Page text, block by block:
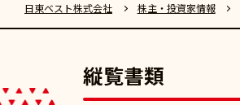
日東ベスト株式会社 株主・投資家情報
縦覧書類